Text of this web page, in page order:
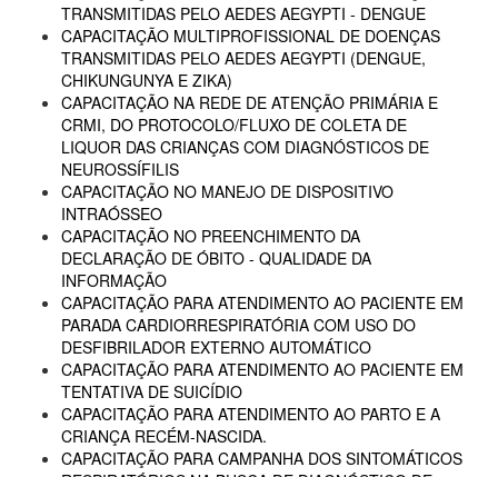
TRANSMITIDAS PELO AEDES AEGYPTI - DENGUE
CAPACITAÇÃO MULTIPROFISSIONAL DE DOENÇAS
TRANSMITIDAS PELO AEDES AEGYPTI (DENGUE,
CHIKUNGUNYA E ZIKA)
CAPACITAÇÃO NA REDE DE ATENÇÃO PRIMÁRIA E
CRMI, DO PROTOCOLO/FLUXO DE COLETA DE
LIQUOR DAS CRIANÇAS COM DIAGNÓSTICOS DE
NEUROSSÍFILIS
CAPACITAÇÃO NO MANEJO DE DISPOSITIVO
INTRAÓSSEO
CAPACITAÇÃO NO PREENCHIMENTO DA
DECLARAÇÃO DE ÓBITO - QUALIDADE DA
INFORMAÇÃO
CAPACITAÇÃO PARA ATENDIMENTO AO PACIENTE EM
PARADA CARDIORRESPIRATÓRIA COM USO DO
DESFIBRILADOR EXTERNO AUTOMÁTICO
CAPACITAÇÃO PARA ATENDIMENTO AO PACIENTE EM
TENTATIVA DE SUICÍDIO
CAPACITAÇÃO PARA ATENDIMENTO AO PARTO E A
CRIANÇA RECÉM-NASCIDA.
CAPACITAÇÃO PARA CAMPANHA DOS SINTOMÁTICOS